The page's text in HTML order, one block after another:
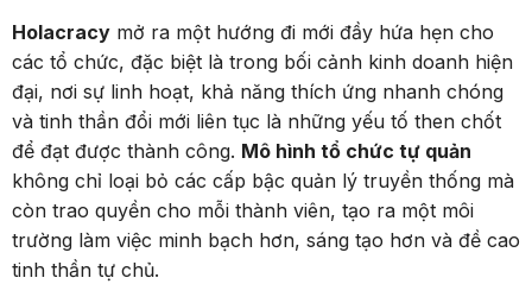
Holacracy mở ra một hướng đi mới đầy hứa hẹn cho
các tổ chức, đặc biệt là trong bối cảnh kinh doanh hiện
đại, nơi sự linh hoạt, khả năng thích ứng nhanh chóng
và tinh thần đổi mới liên tục là những yếu tố then chốt
để đạt được thành công. Mô hình tổ chức tự quản
không chỉ loại bỏ các cấp bậc quản lý truyền thống mà
còn trao quyền cho mỗi thành viên, tạo ra một môi
trường làm việc minh bạch hơn, sáng tạo hơn và đề cao
tinh thần tự chủ.